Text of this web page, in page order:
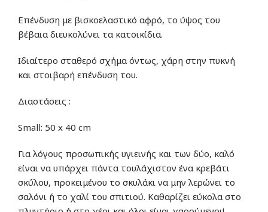
Επένδυση με βισκοελαστικό αφρό, το ύψος του
βέβαια διευκολύνει τα κατοικίδια.
Ιδιαίτερο σταθερό σχήμα όντως, χάρη στην πυκνή
και στοιβαρή επένδυση του.
Διαστάσεις :
Small: 50 x 40 cm
Για λόγους προσωπικής υγιεινής και των δύο, καλό
είναι να υπάρχει πάντα τουλάχιστον ένα κρεβάτι
σκύλου, προκειμένου το σκυλάκι να μην λερώνει το
σαλόνι ή το χαλί του σπιτιού. Καθαρίζει εύκολα στο